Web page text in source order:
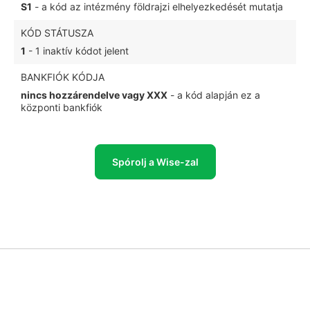
S1 - a kód az intézmény földrajzi elhelyezkedését mutatja
KÓD STÁTUSZA
1 - 1 inaktív kódot jelent
BANKFIÓK KÓDJA
nincs hozzárendelve vagy XXX - a kód alapján ez a
központi bankfiók
Spórolj a Wise-zal